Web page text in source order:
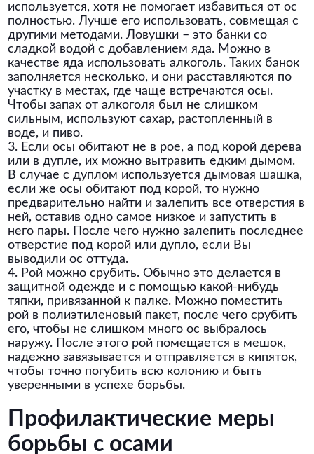
используется, хотя не помогает избавиться от ос
полностью. Лучше его использовать, совмещая с
другими методами. Ловушки – это банки со
сладкой водой с добавлением яда. Можно в
качестве яда использовать алкоголь. Таких банок
заполняется несколько, и они расставляются по
участку в местах, где чаще встречаются осы.
Чтобы запах от алкоголя был не слишком
сильным, используют сахар, растопленный в
воде, и пиво.
3. Если осы обитают не в рое, а под корой дерева
или в дупле, их можно вытравить едким дымом.
В случае с дуплом используется дымовая шашка,
если же осы обитают под корой, то нужно
предварительно найти и залепить все отверстия в
ней, оставив одно самое низкое и запустить в
него пары. После чего нужно залепить последнее
отверстие под корой или дупло, если Вы
выводили ос оттуда.
4. Рой можно срубить. Обычно это делается в
защитной одежде и с помощью какой-нибудь
тяпки, привязанной к палке. Можно поместить
рой в полиэтиленовый пакет, после чего срубить
его, чтобы не слишком много ос выбралось
наружу. После этого рой помещается в мешок,
надежно завязывается и отправляется в кипяток,
чтобы точно погубить всю колонию и быть
уверенными в успехе борьбы.
Профилактические меры
борьбы с осами